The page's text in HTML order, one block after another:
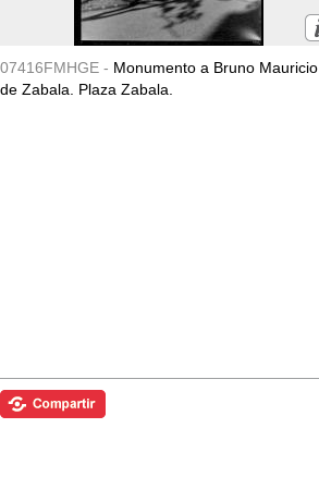
07416FMHGE - Monumento a Bruno Mauricio
de Zabala. Plaza Zabala.